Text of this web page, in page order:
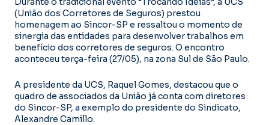
(União dos Corretores de Seguros) prestou
homenagem ao Sincor-SP e ressaltou o momento de
sinergia das entidades para desenvolver trabalhos em
benefício dos corretores de seguros. O encontro
aconteceu terça-feira (27/05), na zona Sul de São Paulo.
A presidente da UCS, Raquel Gomes, destacou que o
quadro de associados da União já conta com diretores
do Sincor-SP, a exemplo do presidente do Sindicato,
Alexandre Camillo.